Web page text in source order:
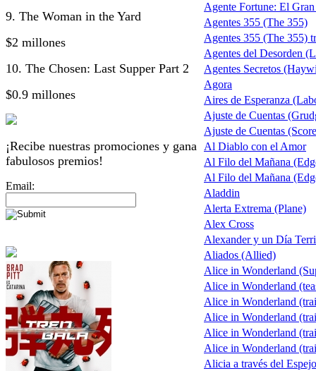
9. The Woman in the Yard
$2 millones
10. The Chosen: Last Supper Part 2
$0.9 millones
¡Recibe nuestras promociones y gana
fabulosos premios!
Email:
Agente Fortune: El
Agentes 355 (The 355)
Agentes 355 (The 355)
Agentes del Desorden
Agentes Secretos
Agora
Aires de Esperanza
Ajuste de Cuentas
Ajuste de Cuentas
Al Diablo con el Amor
Al Filo del Mañana
Al Filo del Mañana
Aladdin
Alerta Extrema (Plane)
Alex Cross
Alexander y un Día
Aliados (Allied)
Alice in Wonderland
Alice in Wonderland
Alice in Wonderland
Alice in Wonderland
Alice in Wonderland
Alice in Wonderland
Alicia a través del